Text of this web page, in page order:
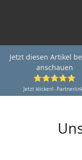
Jetzt diesen Artikel
anschauen
⭐⭐⭐⭐⭐
Jetzt klicken!-